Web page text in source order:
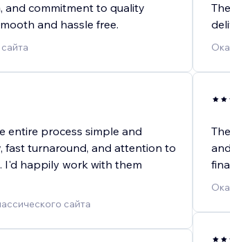
and commitment to quality
and hassle free.
entire process simple and
fast turnaround, and attention to
I'd happily work with them
сайта